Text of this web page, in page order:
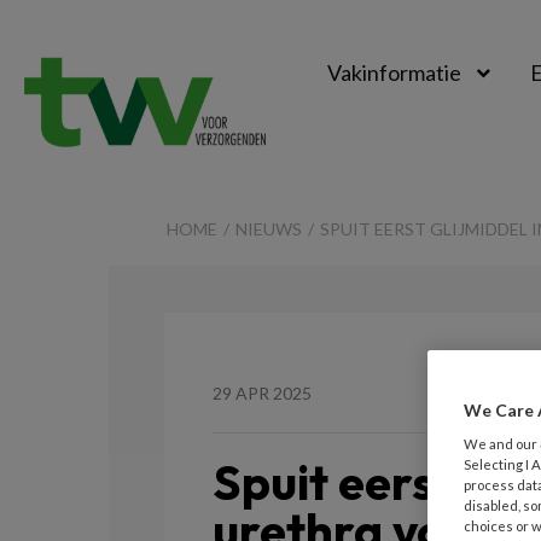
Vakinformatie
HOME NIEUWS SPUIT EERST GLIJMIDDEL
29 APR 2025
Spuit eerst
We Care
We and our
Selecting I
process
disabled,
choices or